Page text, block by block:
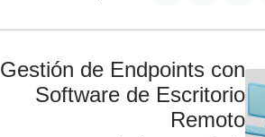
Gestión de Endpoints con
Software de Escritorio
Remoto